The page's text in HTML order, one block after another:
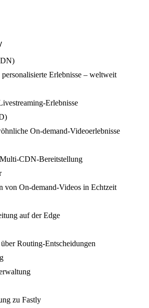
Erlebnisse – weltweit
Erlebnisse
On-demand-Videoerlebnisse
CDN-Bereitstellung
von On-demand-Videos in Echtzeit
auf der Edge
Routing-Entscheidungen
zu Fastly